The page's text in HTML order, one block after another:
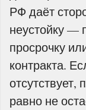
РФ даёт
неустойку
просрочку
контракта.
отсутствует,
равно не